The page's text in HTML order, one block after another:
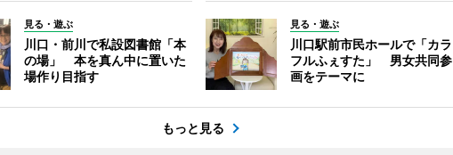
見る・遊ぶ
川口・前川で私設図書館「本
の場」 本を真ん中に置いた
場作り目指す
見る・遊ぶ
川口駅前市民ホールで「カラ
フルふぇすた」 男女共同参
画をテーマに
もっと見る